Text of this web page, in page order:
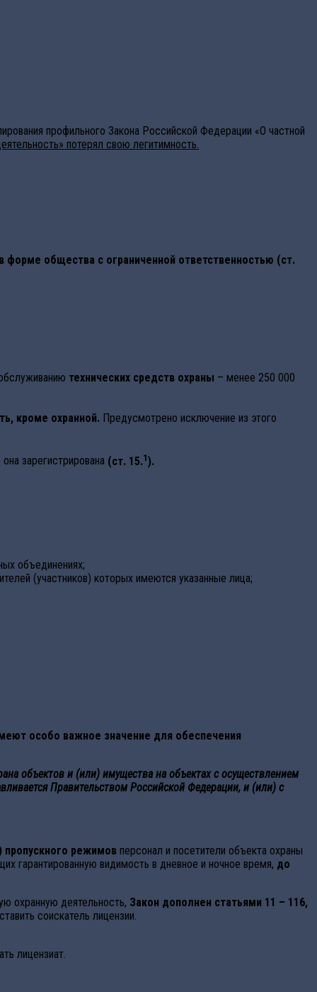
профильного Закона Российской Федерации «О частной
потерял свою легитимность.
общества с ограниченной ответственностью (ст.
технических средств охраны – менее 250 000
кроме охранной. Предусмотрено исключение из этого
зарегистрирована (ст. 15.1).
объединениях;
(участников) которых имеются указанные лица;
особо важное значение для обеспечения
объектов и (или) имущества на объектах с осуществлением
Правительством Российской Федерации, и (или) с
пропускного режимов персонал и посетители объекта охраны
гарантированную видимость в дневное и ночное время, до
охранную деятельность, Закон дополнен статьями 11 – 116,
соискатель лицензии.
лицензиат.